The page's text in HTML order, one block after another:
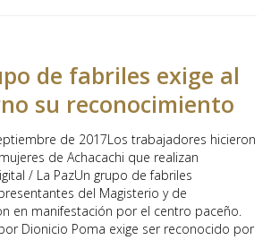
de fabriles exige al
su reconocimiento
de 2017Los trabajadores hicieron
de Achacachi que realizan
/ La PazUn grupo de fabriles
del Magisterio y de
en manifestación por el centro paceño.
Dionicio Poma exige ser reconocido por